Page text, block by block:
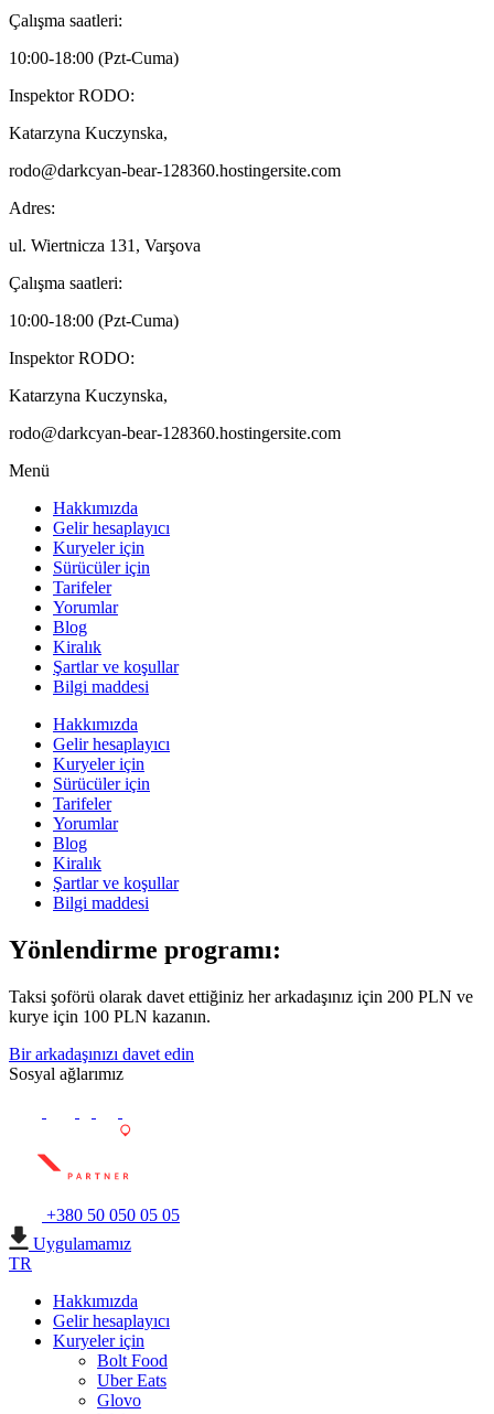
Çalışma saatleri:
10:00-18:00 (Pzt-Cuma)
Inspektor RODO:
Katarzyna Kuczynska,
rodo@darkcyan-bear-128360.hostingersite.com
Adres:
ul. Wiertnicza 131, Varşova
Çalışma saatleri:
10:00-18:00 (Pzt-Cuma)
Inspektor RODO:
Katarzyna Kuczynska,
rodo@darkcyan-bear-128360.hostingersite.com
Menü
Hakkımızda
Gelir hesaplayıcı
Kuryeler için
Sürücüler için
Tarifeler
Yorumlar
Blog
Kiralık
Şartlar ve koşullar
Bilgi maddesi
Hakkımızda
Gelir hesaplayıcı
Kuryeler için
Sürücüler için
Tarifeler
Yorumlar
Blog
Kiralık
Şartlar ve koşullar
Bilgi maddesi
Yönlendirme programı:
Taksi şoförü olarak davet ettiğiniz her arkadaşınız için 200 PLN ve
kurye için 100 PLN kazanın.
Bir arkadaşınızı davet edin
Sosyal ağlarımız
+380 50 050 05 05
Uygulamamız
TR
Hakkımızda
Gelir hesaplayıcı
Kuryeler için
Bolt Food
Uber Eats
Glovo